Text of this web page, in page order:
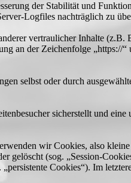
der Stabilität und
Logfiles nachträglich zu
vertraulicher Inhalte (z.B.
an der Zeichenfolge „https://“
selbst oder durch
sicherstellt und eine
wir Cookies, also
gelöscht (sog. „Session-
Cookies“). Im